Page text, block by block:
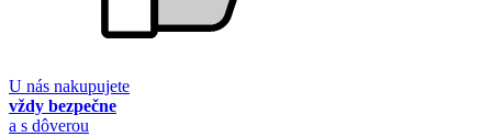
U nás nakupujete
vždy bezpečne
a s dôverou